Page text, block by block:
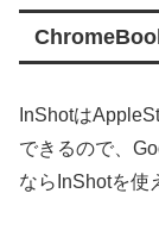
InShotは
できるので、
ならInShotを使